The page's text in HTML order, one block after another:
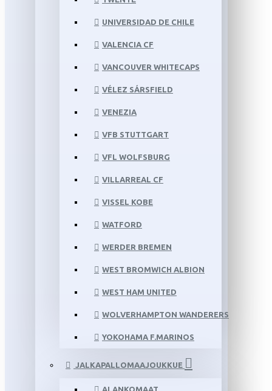
UNIVERSIDAD DE CHILE
VALENCIA CF
VANCOUVER WHITECAPS
VÉLEZ SÁRSFIELD
VENEZIA
VFB STUTTGART
VFL WOLFSBURG
VILLARREAL CF
VISSEL KOBE
WATFORD
WERDER BREMEN
WEST BROMWICH ALBION
WEST HAM UNITED
WOLVERHAMPTON WANDERERS
YOKOHAMA F.MARINOS
JALKAPALLOMAAJOUKKUE
ALANKOMAAT